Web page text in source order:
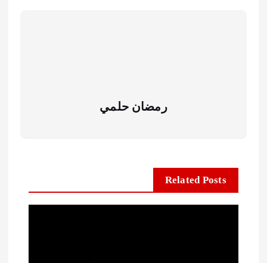
رمضان حلمي
Related Posts